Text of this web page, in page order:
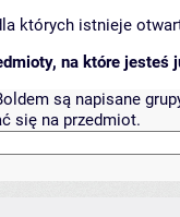
których istnieje
na które jesteś
są napisane
się na przedmiot.